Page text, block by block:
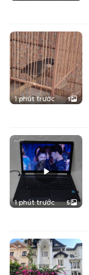
1 phút trước 1
1 phút trước 5